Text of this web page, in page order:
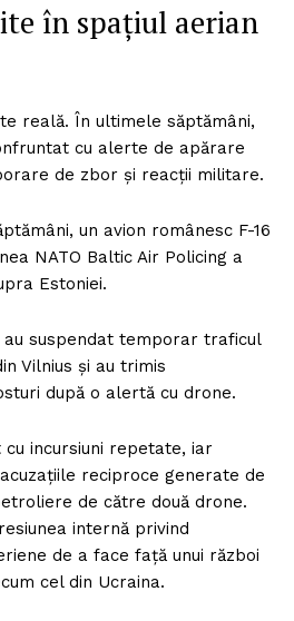
în spațiul aerian
reală. În ultimele săptămâni,
cu alerte de apărare
de zbor și reacții militare.
un avion românesc F-16
NATO Baltic Air Policing a
Estoniei.
suspendat temporar traficul
Vilnius și au trimis
după o alertă cu drone.
incursiuni repetate, iar
reciproce generate de
de către două drone.
internă privind
de a face față unui război
cel din Ucraina.